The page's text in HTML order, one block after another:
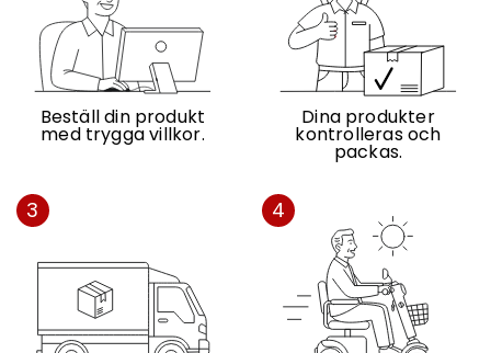
Beställ din produkt
med trygga villkor.
Dina produkter
kontrolleras och
packas.
3 4